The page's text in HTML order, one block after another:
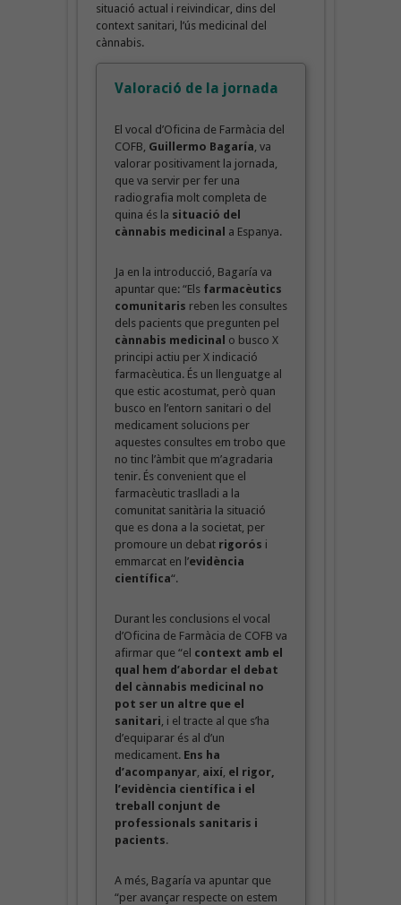
situació actual i reivindicar, dins del
context sanitari, l’ús medicinal del
cànnabis.
Valoració de la jornada
El vocal d’Oficina de Farmàcia del
COFB, Guillermo Bagaría , va
valorar positivament la jornada,
que va servir per fer una
radiografia molt completa de
quina és la situació del
cànnabis medicinal a Espanya.
Ja en la introducció, Bagaría va
apuntar que: “Els farmacèutics
comunitaris reben les consultes
dels pacients que pregunten pel
cànnabis medicinal o busco X
principi actiu per X indicació
farmacèutica. És un llenguatge al
que estic acostumat, però quan
busco en l’entorn sanitari o del
medicament solucions per
aquestes consultes em trobo que
no tinc l’àmbit que m’agradaria
tenir. És convenient que el
farmacèutic traslladi a la
comunitat sanitària la situació
que es dona a la societat, per
promoure un debat rigorós i
emmarcat en l’evidència
científica“.
Durant les conclusions el vocal
d’Oficina de Farmàcia de COFB va
afirmar que “el context amb el
qual hem d’abordar el debat
del cànnabis medicinal no
pot ser un altre que el
sanitari , i el tracte al que s’ha
d’equiparar és al d’un
medicament. Ens ha
d’acompanyar, així, el rigor,
l’evidència científica i el
treball conjunt de
professionals sanitaris i
pacients.
A més, Bagaría va apuntar que
“per avançar respecte on estem